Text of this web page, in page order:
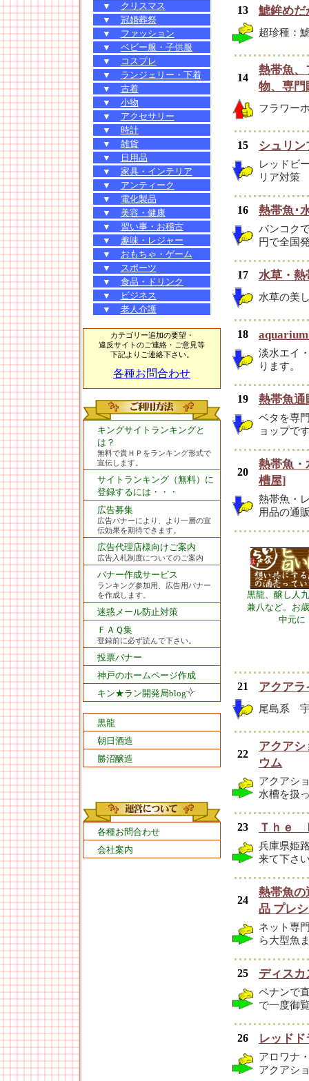
▼
クリスマス
▼
冠婚葬祭
▼
ファッション
▼
ベビー服・子供服
▼
コスプレ
▼
ランジェリー・下着
▼
古着
▼
小物
▼
アクセサリー
▼
時計
▼
雑貨
▼
日用品
▼
家具・インテリア
▼
アンティーク
▼
電化製品
▼
美容・健康
▼
習い事・お稽古
▼
趣味・レジャー
▼
おもちゃ・ゲーム
▼
スポーツ
▼
食品・ドリンク
▼
ビジネス
▼
老人介護
カテゴリー追加の要望・
違反サイトのご連絡・ご意見等
下記よりご連絡下さい。
各種お問合わせ
キングサイトランキングと
は？
無料で貴ＨＰをランキング形式で
宣伝します。
サイトランキング（無料）に
登録するには・・・
広告募集
広告バナーにより、より一層の宣
伝効果を期待できます。
広告代理店様向けご案内
広告入札制度についてのご案内
バナー作成サービス
ランキング参加用、広告用バナー
を作成します。
迷惑メール防止対策
ＦＡＱ集
登録前に必ず読んで下さい。
投票バナー
神戸のホームページ作成
キン★ラン開発局blog
黒龍
朝日酒造
勝沼醸造
各種お問合わせ
会社案内
13 鯱鉾め
超珍種：
14
熱帯魚、
物、専
フラワー
15 シュリン
レッドビ
リア対策
16 熱帯魚･
バンコク
円で全国
17 水草・熱
水草の美
18
淡水エイ
ります。
19 熱帯魚通
ベタを専
ョップで
20
熱帯魚・
槽屋]
熱帯魚・
用品の通
黒龍、醸し人
兼八など。お
中元に
21 アクアラ
尾島系 宇
22
アクア
ウム
アクアシ
水槽を扱
23 Ｔｈｅ
兵庫県姫
来て下さ
24
熱帯魚
品 プレ
ネット専
ら大型魚
25 ディスカ
ペナンで
で一度御
26 レッドド
アロワナ
アクアシ